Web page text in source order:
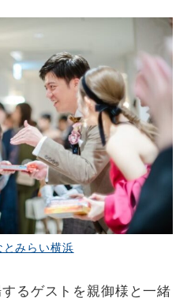
みらい横浜
るゲストを親御様と一緒